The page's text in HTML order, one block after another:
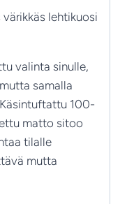
lehtikuosi
valinta sinulle,
samalla
100-
matto sitoo
tilalle
mutta